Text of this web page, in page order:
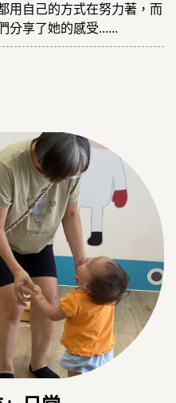
用自己的方式在努力著，而
分享了她的感受......